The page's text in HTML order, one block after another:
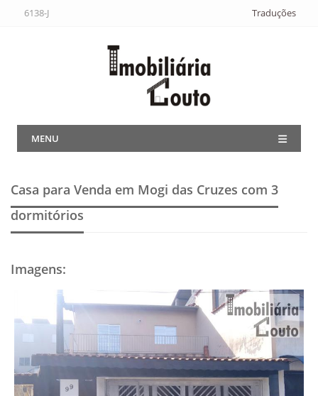
6138-J Traduções
MENU
Casa para Venda em Mogi das Cruzes com 3
dormitórios
Imagens: